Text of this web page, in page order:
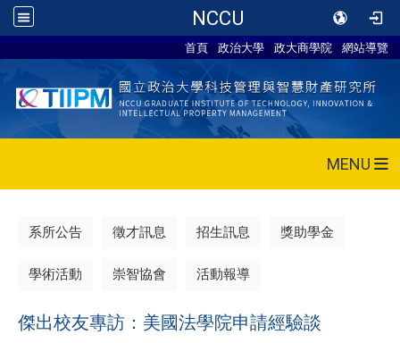
NCCU
首頁 政治大學 政大商學院 網站導覽
MENU
系所公告 徵才訊息 招生訊息 獎助學金
學術活動 崇智協會 活動報導
傑出校友專訪：美國法學院申請經驗談